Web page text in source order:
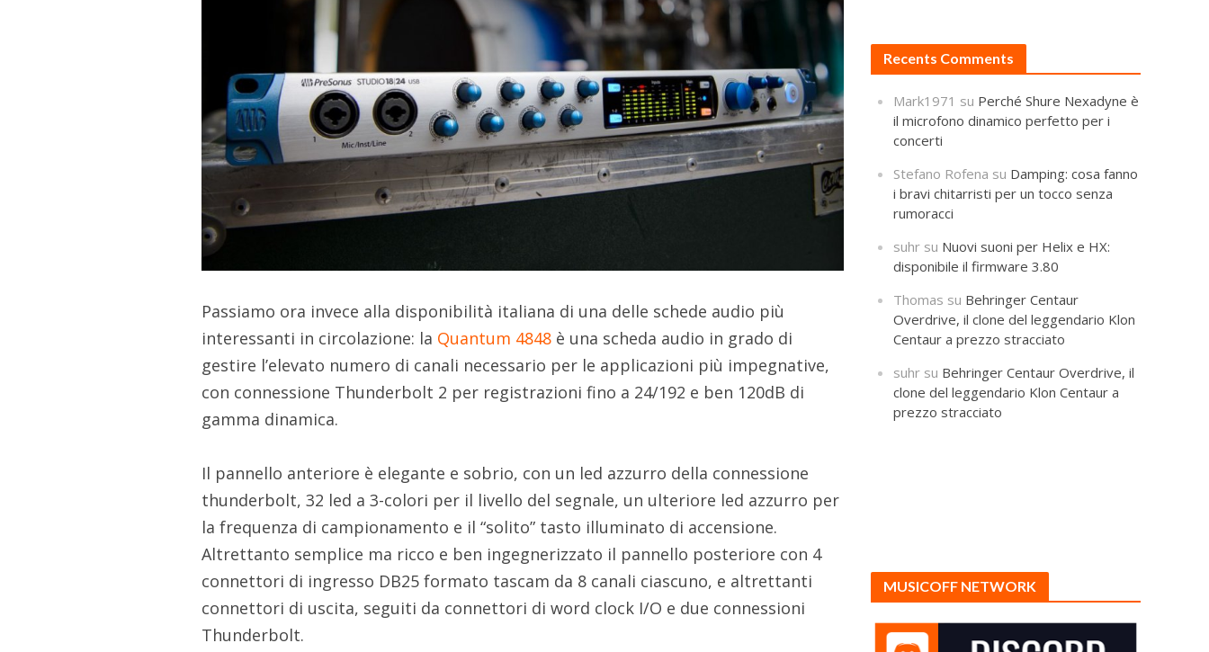
Passiamo ora invece alla disponibilità italiana di una delle schede audio più
interessanti in circolazione: la Quantum 4848 è una scheda audio in grado di
gestire l’elevato numero di canali necessario per le applicazioni più impegnative,
con connessione Thunderbolt 2 per registrazioni fino a 24/192 e ben 120dB di
gamma dinamica.
Il pannello anteriore è elegante e sobrio, con un led azzurro della connessione
thunderbolt, 32 led a 3-colori per il livello del segnale, un ulteriore led azzurro per
la frequenza di campionamento e il “solito” tasto illuminato di accensione.
Altrettanto semplice ma ricco e ben ingegnerizzato il pannello posteriore con 4
connettori di ingresso DB25 formato tascam da 8 canali ciascuno, e altrettanti
connettori di uscita, seguiti da connettori di word clock I/O e due connessioni
Thunderbolt.
Recents Comments
Mark1971 su Perché Shure Nexadyne è
il microfono dinamico perfetto per i
concerti
Stefano Rofena su Damping: cosa fanno
i bravi chitarristi per un tocco senza
rumoracci
suhr su Nuovi suoni per Helix e HX:
disponibile il firmware 3.80
Thomas su Behringer Centaur
Overdrive, il clone del leggendario Klon
Centaur a prezzo stracciato
suhr su Behringer Centaur Overdrive, il
clone del leggendario Klon Centaur a
prezzo stracciato
MUSICOFF NETWORK